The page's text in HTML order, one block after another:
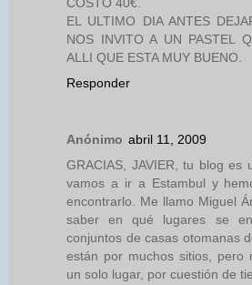
EL ULTIMO DIA ANTES
NOS INVITO A UN PASTEL
ALLI QUE ESTA MUY BUENO.
Responder
Anónimo abril 11, 2009
GRACIAS, JAVIER, tu blog es
vamos a ir a Estambul y
encontrarlo. Me llamo Miguel
saber en qué lugares se
conjuntos de casas otomanas
están por muchos sitios, pero
un solo lugar, por cuestión de